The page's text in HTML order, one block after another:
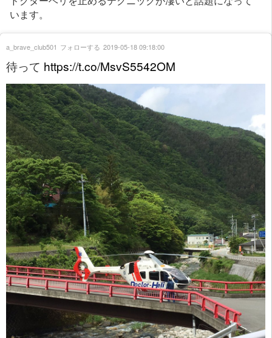
います。
待って https://t.co/MsvS5542OM
a_brave_club501 フォローする 2019-05-18 09:18:00